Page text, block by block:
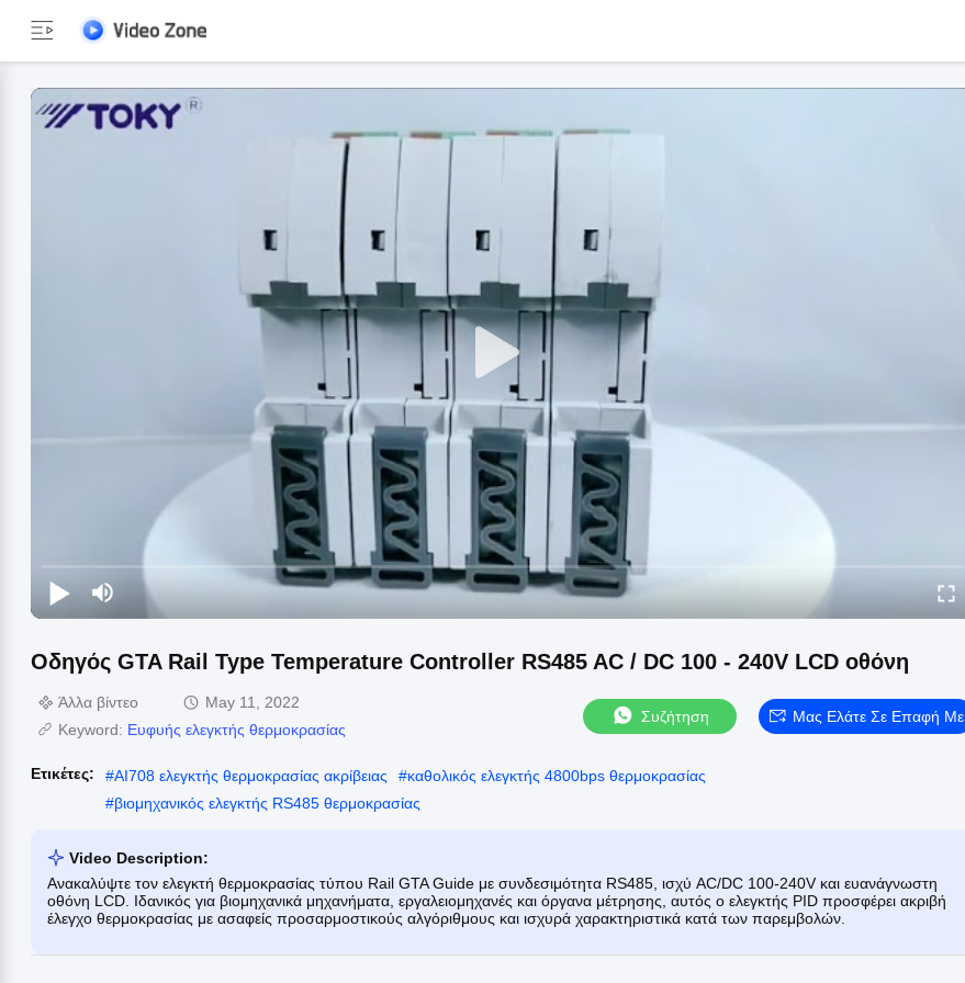
Οδηγός GTA Rail Type Temperature Controller RS485 AC / DC 100 - 240V LCD οθόνη
Άλλα βίντεο
May 11, 2022
Keyword: Ευφυής ελεγκτής θερμοκρασίας
Συζήτηση Μας Ελάτε Σε Επαφή Με
Ετικέτες: #AI708 ελεγκτής θερμοκρασίας ακρίβειας #καθολικός ελεγκτής 4800bps θερμοκρασίας
#βιομηχανικός ελεγκτής RS485 θερμοκρασίας
Video Description:
Ανακαλύψτε τον ελεγκτή θερμοκρασίας τύπου Rail GTA Guide με συνδεσιμότητα RS485, ισχύ AC/DC 100-240V και ευανάγνωστη
οθόνη LCD. Ιδανικός για βιομηχανικά μηχανήματα, εργαλειομηχανές και όργανα μέτρησης, αυτός ο ελεγκτής PID προσφέρει ακριβή
έλεγχο θερμοκρασίας με ασαφείς προσαρμοστικούς αλγόριθμους και ισχυρά χαρακτηριστικά κατά των παρεμβολών.